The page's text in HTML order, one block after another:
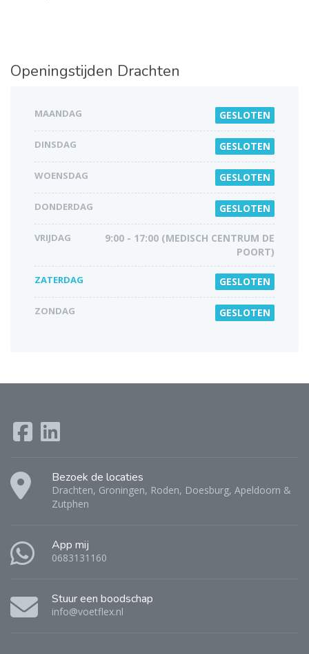
Openingstijden Drachten
MAANDAG GESLOTEN
DINSDAG GESLOTEN
WOENSDAG GESLOTEN
DONDERDAG GESLOTEN
VRIJDAG
9:00 - 17:00 (MEDISCH CENTRUM DE
POORT)
ZATERDAG GESLOTEN
ZONDAG GESLOTEN
Bezoek de locaties
Drachten, Groningen, Roden, Doesburg, Apeldoorn &
Zutphen
App mij
0683131160
Stuur een boodschap
info@voetflex.nl